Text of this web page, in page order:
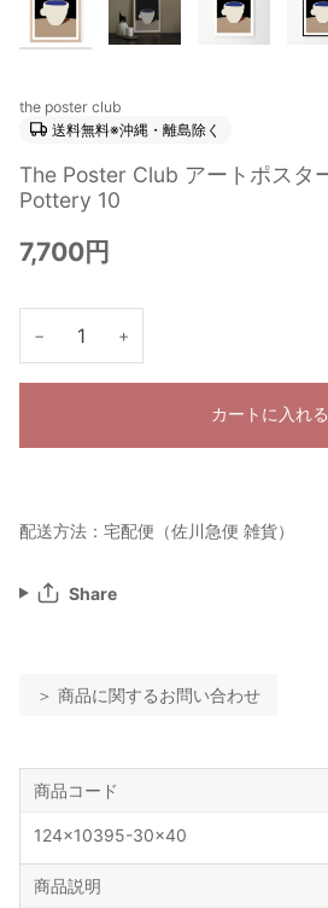
the poster club
送料無料※沖縄・離島除く
The Poster Club アートポスタ
Pottery 10
7,700円
− +
カートに入れる
配送方法：宅配便（佐川急便 雑貨）
Share
＞ 商品に関するお問い合わせ
商品コード
124x10395-30x40
商品説明